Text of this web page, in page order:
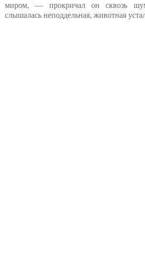
миром, — прокричал он сквозь
слышалась неподдельная, животная